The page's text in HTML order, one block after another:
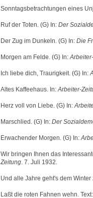
Sonntagsbetrachtungen eines
Ruf der Toten. (G) In: Der
Der Zug im Dunkeln. (G) In: Die
Morgen am Felde. (G) In:
Ich liebe dich, Traurigkeit. (G) In:
Altes Kaffeehaus. In:Arbeiter-
Herz voll von Liebe. (G) In:
Marschlied. (G) In: Der
Erwachender Morgen. (G) In:
Wir bringen Ihnen das
Zeitung. 7. Juli 1932.
Und alle Jahre geht's dem Winter
Laßt die roten Fahnen wehn.